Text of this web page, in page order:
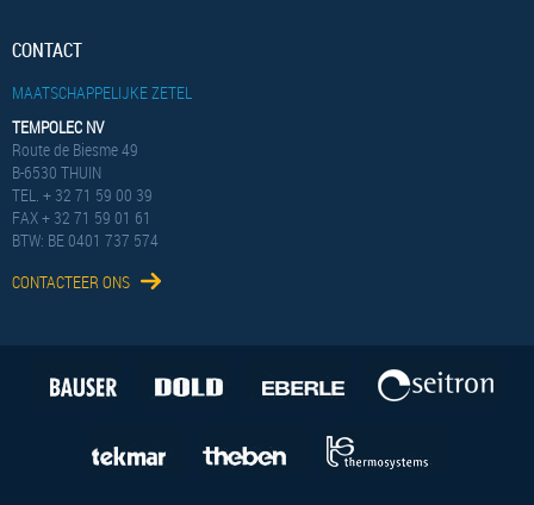
CONTACT
MAATSCHAPPELIJKE ZETEL
TEMPOLEC NV
Route de Biesme 49
B-6530 THUIN
TEL. + 32 71 59 00 39
FAX + 32 71 59 01 61
BTW: BE 0401 737 574
CONTACTEER ONS